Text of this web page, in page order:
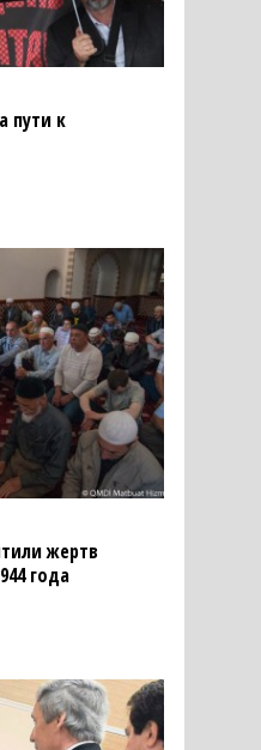
пути к
жертв
года